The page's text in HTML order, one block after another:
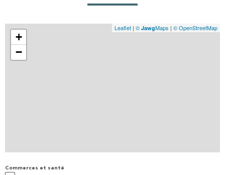
+
−
Leaflet | © JawgMaps | © OpenStreetMap
Commerces et santé